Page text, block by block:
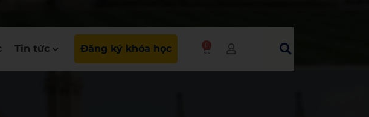
Tin tức Đăng ký khóa học 0